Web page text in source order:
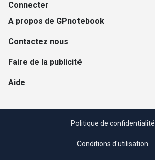
Connecter
A propos de GPnotebook
Contactez nous
Faire de la publicité
Aide
Politique de confidentialité
Conditions d'utilisation